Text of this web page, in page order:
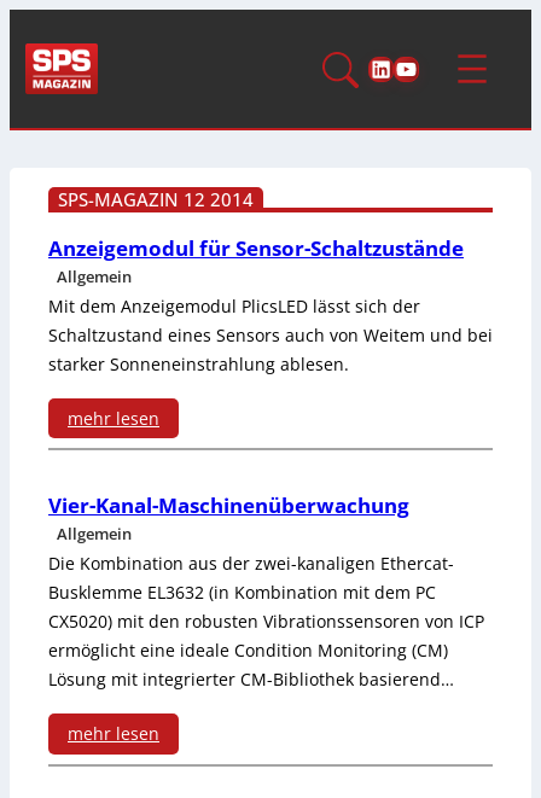
LinkedIn
YouTube
SPS-MAGAZIN 12 2014
Anzeigemodul für Sensor-Schaltzustände
Allgemein
Mit dem Anzeigemodul PlicsLED lässt sich der
Schaltzustand eines Sensors auch von Weitem und bei
starker Sonneneinstrahlung ablesen.
mehr lesen
:
A
n
z
e
i
g
e
Vier-Kanal-Maschinenüberwachung
Allgemein
Die Kombination aus der zwei-kanaligen Ethercat-
Busklemme EL3632 (in Kombination mit dem PC
CX5020) mit den robusten Vibrationssensoren von ICP
ermöglicht eine ideale Condition Monitoring (CM)
Lösung mit integrierter CM-Bibliothek basierend…
mehr lesen
: